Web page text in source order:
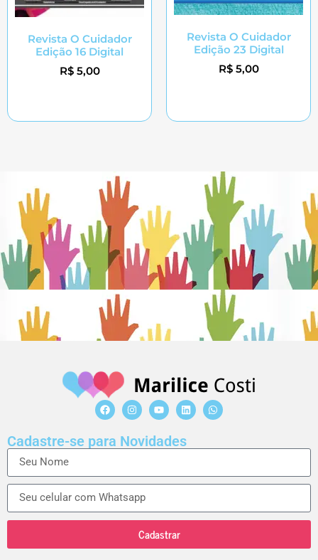
Revista O Cuidador
Edição 16 Digital
R$5,00
Revista O Cuidador
Edição 23 Digital
R$5,00
Cadastre-se para Novidades
Cadastrar